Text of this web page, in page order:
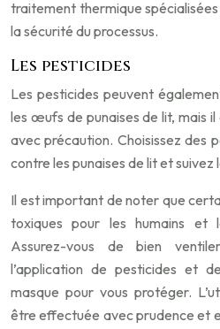
traitement thermique
la sécurité du processus.
Les pesticides
Les pesticides peuvent
les œufs de punaises de lit, mais
avec précaution. Choisissez des
contre les punaises de lit et
Il est important de noter que
toxiques pour les humains et
Assurez-vous de bien
l’application de pesticides et
masque pour vous protéger.
être effectuée avec prudence et